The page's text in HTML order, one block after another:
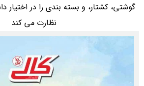
را در اختیار داشته و آن را هدایت و